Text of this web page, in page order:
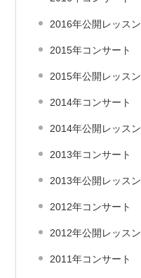
2016年公開レッスン
2015年コンサート
2015年公開レッスン
2014年コンサート
2014年公開レッスン
2013年コンサート
2013年公開レッスン
2012年コンサート
2012年公開レッスン
2011年コンサート